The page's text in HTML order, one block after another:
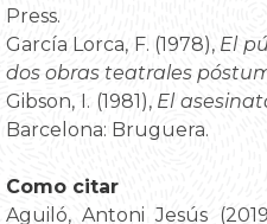
Press.
García Lorca, F. (1978), El
dos obras teatrales
Gibson, I. (1981), El
Barcelona: Bruguera.
Como citar
Aguiló, Antoni Jesús